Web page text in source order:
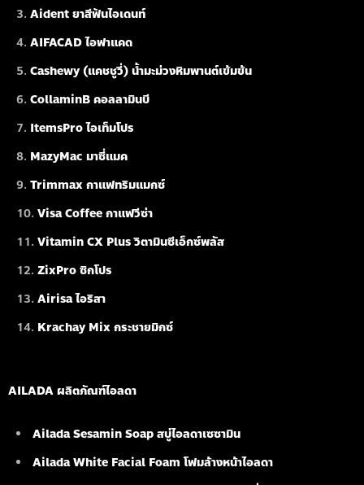
Aident ยาสีฟันไอเดนท์
AIFACAD ไอฟาแคด
Cashewy (แคชชูวี่) น้ำมะม่วงหิมพานต์เข้มข้น
CollaminB คอลลามินบี
ItemsPro ไอเท็มโปร
MazyMac มาซี่แมค
Trimmax กาแฟทริมแมกซ์
Visa Coffee กาแฟวีซ่า
Vitamin CX Plus วิตามินซีเอ็กซ์พลัส
ZixPro ซิกโปร
Airisa ไอริสา
Krachay Mix กระชายมิกซ์
AILADA ผลิตภัณฑ์ไอลดา
Ailada Sesamin Soapสบู่ไอลดาเซซามิน
Ailada White Facial Foamโฟมล้างหน้าไอลดา